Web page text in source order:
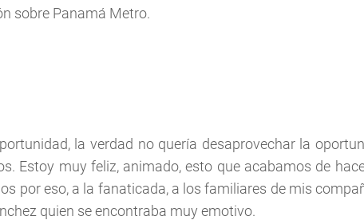
sobre Panamá Metro.
la verdad no quería desaprovechar la
Estoy muy feliz, animado, esto que acabamos de
por eso, a la fanaticada, a los familiares de mis
quien se encontraba muy emotivo.